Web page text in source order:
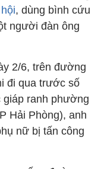
, dùng bình cứu
người đàn ông
2/6, trên đường
đi qua trước số
giáp ranh phường
Hải Phòng), anh
nữ bị tấn công